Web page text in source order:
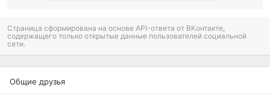
Страница сформирована на основе API-ответа от ВКонтакте,
содержащего только открытые данные пользователей социальной
сети.
Общие друзья